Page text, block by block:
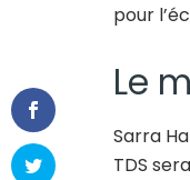
pour
Le
Sarra
TDS